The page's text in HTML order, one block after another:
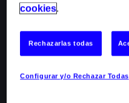
cookies.
Configurar y/o Rechazar Todas
Rechazarlas todas